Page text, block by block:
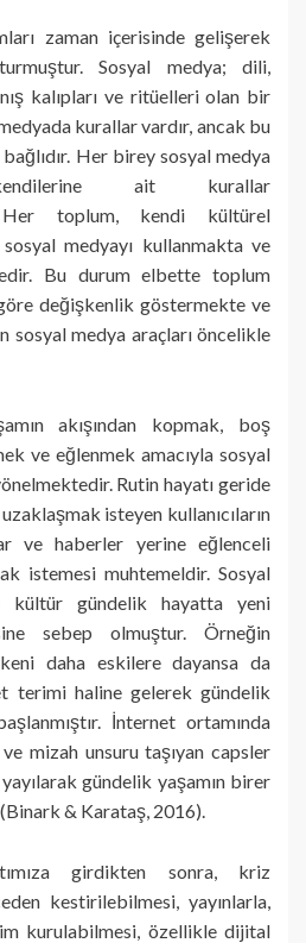
zaman içerisinde gelişerek
Sosyal medya; dili,
kalıpları ve ritüelleri olan bir
kurallar vardır, ancak bu
Her birey sosyal medya
kendilerine ait kurallar
Her toplum, kendi kültürel
medyayı kullanmakta ve
Bu durum elbette toplum
değişkenlik göstermekte ve
sosyal medya araçları öncelikle
akışından kopmak, boş
ve eğlenmek amacıyla sosyal
Rutin hayatı geride
isteyen kullanıcıların
ve haberler yerine eğlenceli
istemesi muhtemeldir. Sosyal
kültür gündelik hayatta yeni
sebep olmuştur. Örneğin
daha eskilere dayansa da
terimi haline gelerek gündelik
İnternet ortamında
mizah unsuru taşıyan capsler
gündelik yaşamın birer
& Karataş, 2016).
girdikten sonra, kriz
kestirilebilmesi, yayınlarla,
kurulabilmesi, özellikle dijital